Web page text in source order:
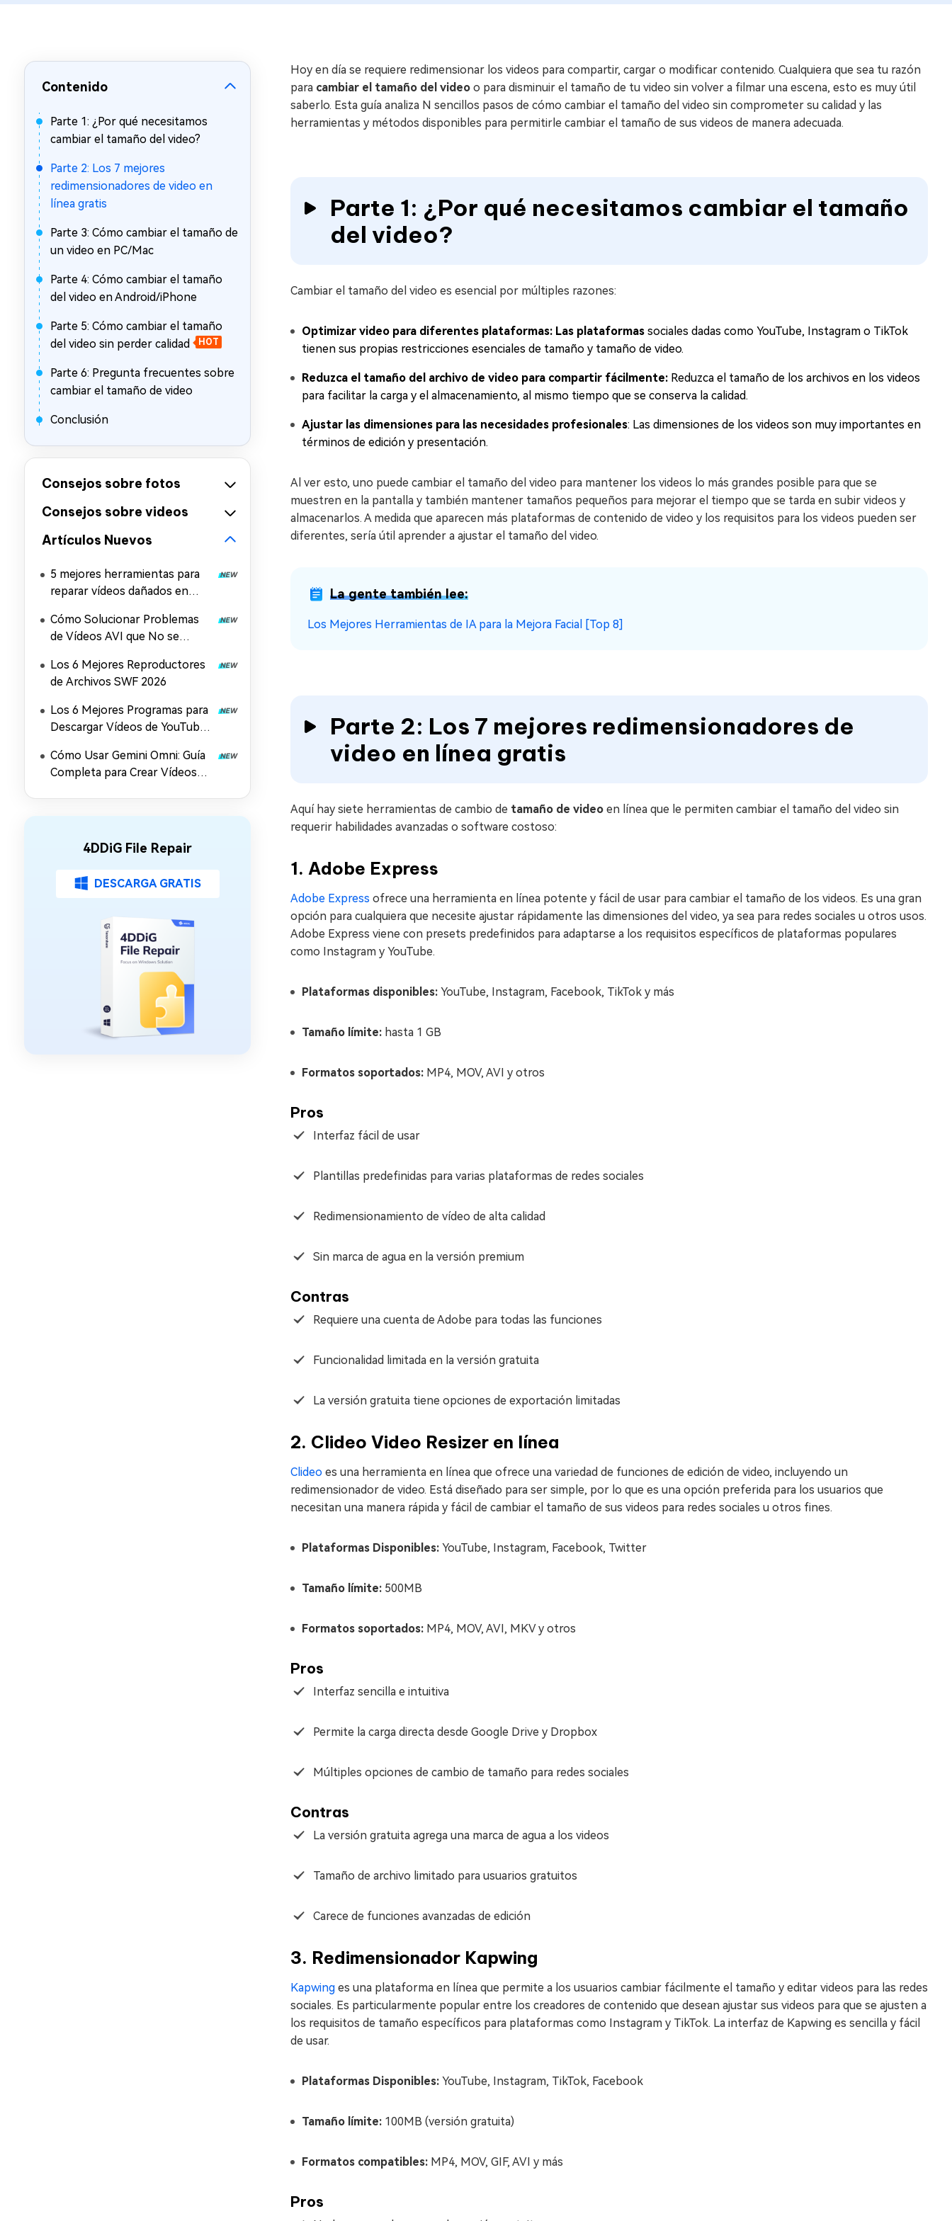
en minutos
Contenido
Parte 1: ¿Por qué necesitamos
cambiar el tamaño del video?
Parte 2: Los 7 mejores
redimensionadores de video en
línea gratis
Parte 3: Cómo cambiar el tamaño de
un video en PC/Mac
Parte 4: Cómo cambiar el tamaño
del video en Android/iPhone
Parte 5: Cómo cambiar el tamaño
del video sin perder calidad
HOT
Parte 6: Pregunta frecuentes sobre
cambiar el tamaño de video
Conclusión
Consejos sobre fotos
Consejos sobre videos
Artículos Nuevos
5 mejores herramientas para
reparar vídeos dañados en
Cómo Solucionar Problemas
de Vídeos AVI que No se
y Móviles (2026)
Los 6 Mejores Reproductores
de Archivos SWF 2026
Los 6 Mejores Programas para
Descargar Vídeos de YouTube
Cómo Usar Gemini Omni: Guía
Completa para Crear Vídeos
4DDiG File Repair
DESCARGA GRATIS
Hoy en día se requiere redimensionar los videos para compartir, cargar o modificar contenido. Cualquiera que sea tu razón
para cambiar el tamaño del video o para disminuir el tamaño de tu video sin volver a filmar una escena, esto es muy útil
saberlo. Esta guía analiza N sencillos pasos de cómo cambiar el tamaño del video sin comprometer su calidad y las
herramientas y métodos disponibles para permitirle cambiar el tamaño de sus videos de manera adecuada.
Parte 1: ¿Por qué necesitamos cambiar el tamaño
del video?
Cambiar el tamaño del video es esencial por múltiples razones:
Optimizar video para diferentes plataformas: Las plataformas sociales dadas como YouTube, Instagram o TikTok
tienen sus propias restricciones esenciales de tamaño y tamaño de video.
Reduzca el tamaño del archivo de video para compartir fácilmente: Reduzca el tamaño de los archivos en los videos
para facilitar la carga y el almacenamiento, al mismo tiempo que se conserva la calidad.
Ajustar las dimensiones para las necesidades profesionales: Las dimensiones de los videos son muy importantes en
términos de edición y presentación.
Al ver esto, uno puede cambiar el tamaño del video para mantener los videos lo más grandes posible para que se
muestren en la pantalla y también mantener tamaños pequeños para mejorar el tiempo que se tarda en subir videos y
almacenarlos. A medida que aparecen más plataformas de contenido de video y los requisitos para los videos pueden ser
diferentes, sería útil aprender a ajustar el tamaño del video.
La gente también lee:
Los Mejores Herramientas de IA para la Mejora Facial [Top 8]
Parte 2: Los 7 mejores redimensionadores de
video en línea gratis
Aquí hay siete herramientas de cambio de tamaño de video en línea que le permiten cambiar el tamaño del video sin
requerir habilidades avanzadas o software costoso:
1. Adobe Express
Adobe Express ofrece una herramienta en línea potente y fácil de usar para cambiar el tamaño de los videos. Es una gran
opción para cualquiera que necesite ajustar rápidamente las dimensiones del video, ya sea para redes sociales u otros usos.
Adobe Express viene con presets predefinidos para adaptarse a los requisitos específicos de plataformas populares
como Instagram y YouTube.
Plataformas disponibles: YouTube, Instagram, Facebook, TikTok y más
Tamaño límite: hasta 1 GB
Formatos soportados: MP4, MOV, AVI y otros
Pros
Interfaz fácil de usar
Plantillas predefinidas para varias plataformas de redes sociales
Redimensionamiento de vídeo de alta calidad
Sin marca de agua en la versión premium
Contras
Requiere una cuenta de Adobe para todas las funciones
Funcionalidad limitada en la versión gratuita
La versión gratuita tiene opciones de exportación limitadas
2. Clideo Video Resizer en línea
Clideo es una herramienta en línea que ofrece una variedad de funciones de edición de video, incluyendo un
redimensionador de video. Está diseñado para ser simple, por lo que es una opción preferida para los usuarios que
necesitan una manera rápida y fácil de cambiar el tamaño de sus videos para redes sociales u otros fines.
Plataformas Disponibles: YouTube, Instagram, Facebook, Twitter
Tamaño límite: 500MB
Formatos soportados: MP4, MOV, AVI, MKV y otros
Pros
Interfaz sencilla e intuitiva
Permite la carga directa desde Google Drive y Dropbox
Múltiples opciones de cambio de tamaño para redes sociales
Contras
La versión gratuita agrega una marca de agua a los videos
Tamaño de archivo limitado para usuarios gratuitos
Carece de funciones avanzadas de edición
3. Redimensionador Kapwing
Kapwing es una plataforma en línea que permite a los usuarios cambiar fácilmente el tamaño y editar videos para las redes
sociales. Es particularmente popular entre los creadores de contenido que desean ajustar sus videos para que se ajusten a
los requisitos de tamaño específicos para plataformas como Instagram y TikTok. La interfaz de Kapwing es sencilla y fácil
de usar.
Plataformas Disponibles: YouTube, Instagram, TikTok, Facebook
Tamaño límite: 100MB (versión gratuita)
Formatos compatibles: MP4, MOV, GIF, AVI y más
Pros